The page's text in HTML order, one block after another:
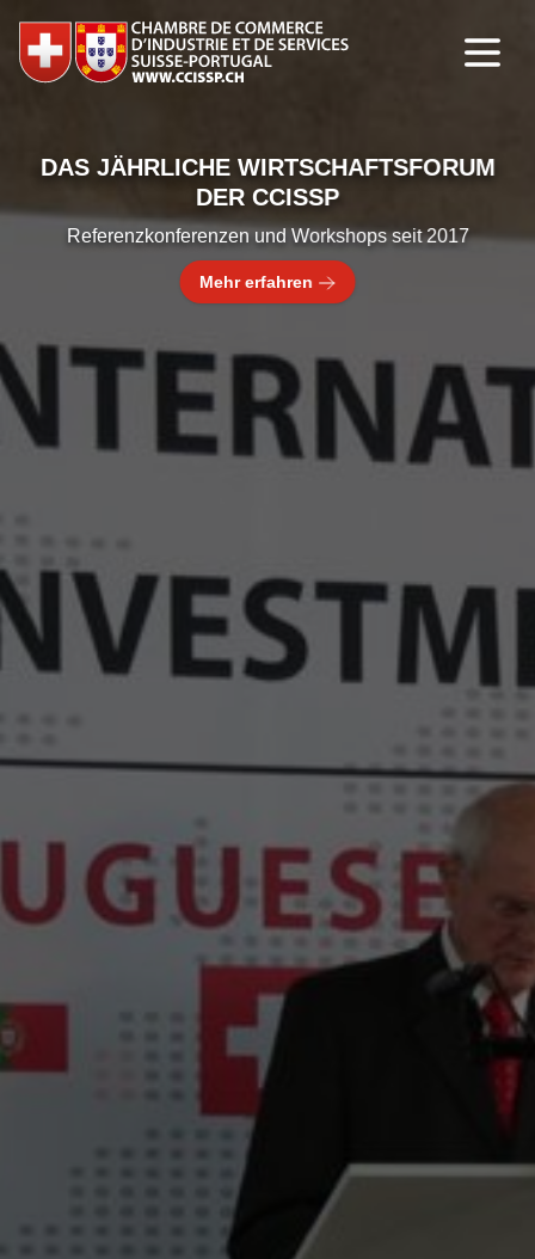
DAS JÄHRLICHE WIRTSCHAFTSFORUM
DER CCISSP
Referenzkonferenzen und Workshops seit 2017
Mehr erfahren